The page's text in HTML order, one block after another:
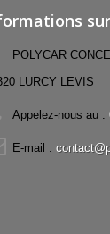
POLYCAR
LURCY LEVIS
Appelez-nous au :
E-mail :